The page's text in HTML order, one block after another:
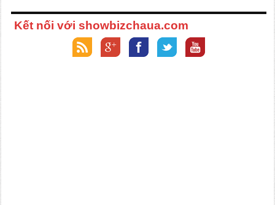
Kết nối với showbizchaua.com